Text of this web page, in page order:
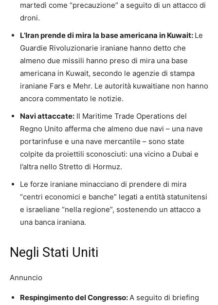
martedì come “precauzione” a seguito di un attacco di
droni.
L’Iran prende di mira la base americana in Kuwait: Le
Guardie Rivoluzionarie iraniane hanno detto che
almeno due missili hanno preso di mira una base
americana in Kuwait, secondo le agenzie di stampa
iraniane Fars e Mehr. Le autorità kuwaitiane non hanno
ancora commentato le notizie.
Navi attaccate: Il Maritime Trade Operations del
Regno Unito afferma che almeno due navi – una nave
portarinfuse e una nave mercantile – sono state
colpite da proiettili sconosciuti: una vicino a Dubai e
l’altra nello Stretto di Hormuz.
Le forze iraniane minacciano di prendere di mira
“centri economici e banche” legati a entità statunitensi
e israeliane “nella regione”, sostenendo un attacco a
una banca iraniana.
Negli Stati Uniti
Annuncio
Respingimento del Congresso:A seguito di briefing